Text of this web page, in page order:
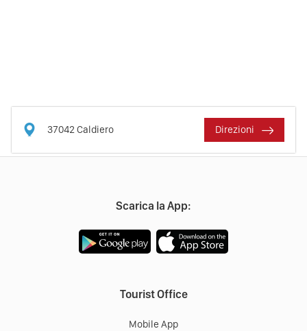
37042Caldiero Direzioni
Scarica la App:
Tourist Office
Mobile App